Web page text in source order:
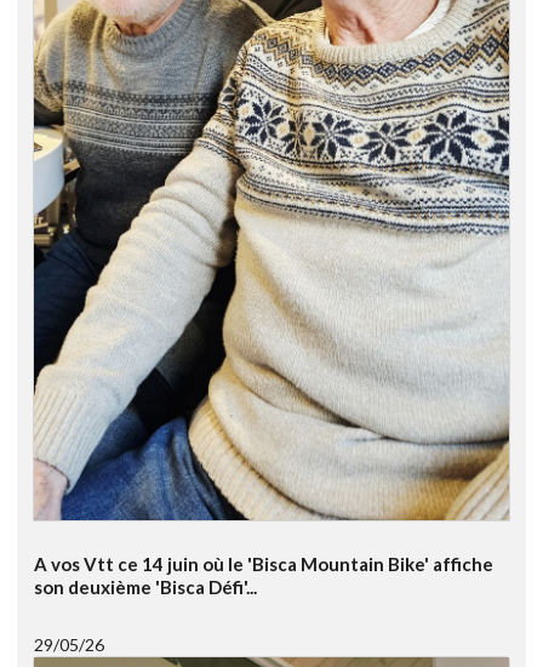
A vos Vtt ce 14 juin où le 'Bisca Mountain Bike' affiche
son deuxième 'Bisca Défi'...
29/05/26